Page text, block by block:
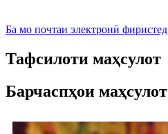
Ба мо почтаи электронӣ фиристед
Тафсилоти маҳсулот
Барчаспҳои маҳсулот